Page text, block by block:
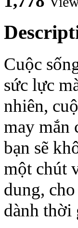
Cuộc
sức lực
nhiên,
may mắn
bạn sẽ
một chút
dung,
dành thời